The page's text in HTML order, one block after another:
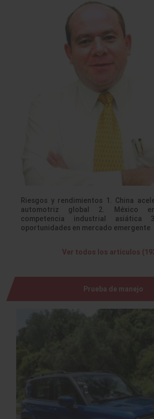
Riesgos y rendimientos 1. China
automotriz global 2. México
competencia industrial asiática
oportunidades en mercado emergente
Ver todos los artículos
Prueba de manejo